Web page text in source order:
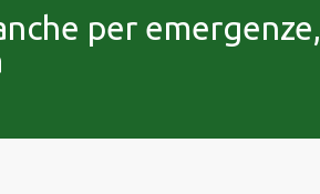
per emergenze,